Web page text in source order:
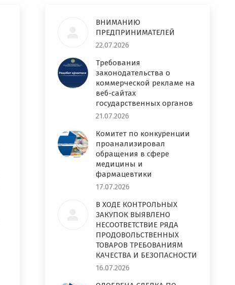
ВНИМАНИЮ
ПРЕДПРИНИМАТЕЛЕЙ
22.07.2026
Требования
законодательства о
коммерческой рекламе на
веб-сайтах
государственных органов
21.07.2026
Комитет по конкуренции
проанализировал
обращения в сфере
медицины и
фармацевтики
17.07.2026
В ХОДЕ КОНТРОЛЬНЫХ
ЗАКУПОК ВЫЯВЛЕНО
НЕСООТВЕТСТВИЕ РЯДА
ПРОДОВОЛЬСТВЕННЫХ
ТОВАРОВ ТРЕБОВАНИЯМ
КАЧЕСТВА И БЕЗОПАСНОСТИ
16.07.2026